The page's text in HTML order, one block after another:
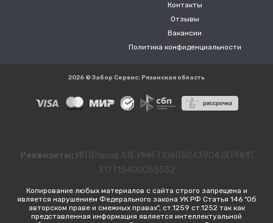
Контакты
Отзывы
Вакансии
Политика конфиденциальности
2026 © Забор Сервис: Рязанская область
Реквизиты: ИП Власов А.В. ИНН 710605043904 ОГРНИП
317715400055552
Копирование любых материалов с сайта строго запрещена и
является нарушением Федерального закона УК РФ Статья 146 "Об
авторском праве и смежных правах", ст.1259 ст.1252 так как
представленная информация является интеллектуальной